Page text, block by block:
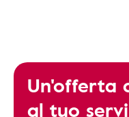
Un'offerta
al tuo